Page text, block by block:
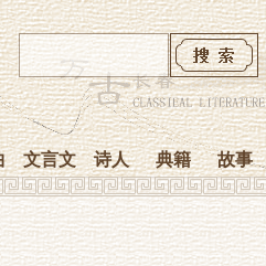
文言文 诗人 典籍 故事